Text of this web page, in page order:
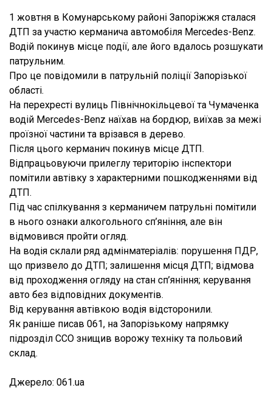
1 жовтня в Комунарському районі Запоріжжя сталася
ДТП за участю керманича автомобіля Mercedes-Benz.
Водій покинув місце події, але його вдалось розшукати
патрульним.
Про це повідомили в патрульній поліції Запорізької
області.
На перехресті вулиць Північнокільцевої та Чумаченка
водій Mercedes-Benz наїхав на бордюр, виїхав за межі
проїзної частини та врізався в дерево.
Після цього керманич покинув місце ДТП.
Відпрацьовуючи прилеглу територію інспектори
помітили автівку з характерними пошкодженнями від
ДТП.
Під час спілкування з керманичем патрульні помітили
в нього ознаки алкогольного сп’яніння, але він
відмовився пройти огляд.
На водія склали ряд адмінматеріалів: порушення ПДР,
що призвело до ДТП; залишення місця ДТП; відмова
від проходження огляду на стан сп’яніння; керування
авто без відповідних документів.
Від керування автівкою водія відсторонили.
Як раніше писав 061, на Запорізькому напрямку
підрозділ ССО знищив ворожу техніку та польовий
склад.
Джерело: 061.ua